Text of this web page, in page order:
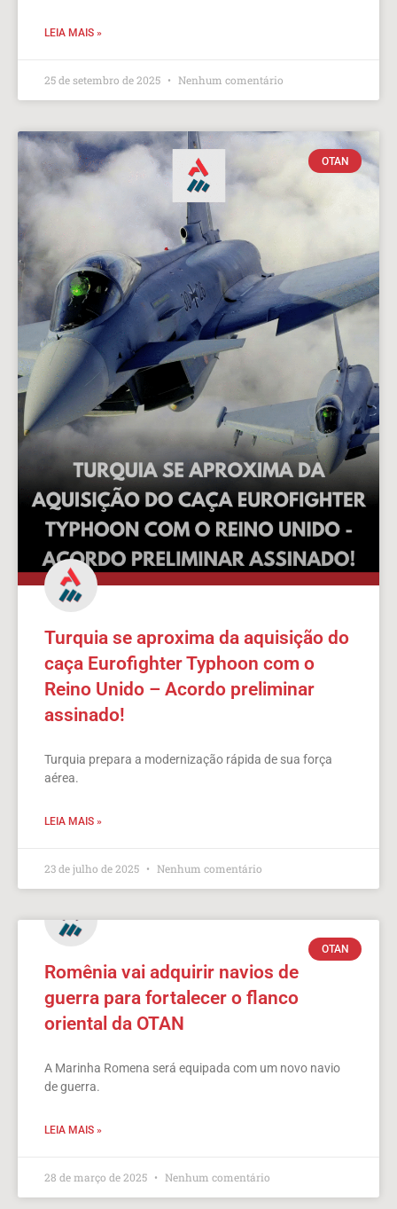
LEIA MAIS »
25 de setembro de 2025 Nenhum comentário
OTAN
Turquia se aproxima da aquisição do
caça Eurofighter Typhoon com o
Reino Unido – Acordo preliminar
assinado!
Turquia prepara a modernização rápida de sua força
aérea.
LEIA MAIS »
23 de julho de 2025 Nenhum comentário
OTAN
Romênia vai adquirir navios de
guerra para fortalecer o flanco
oriental da OTAN
A Marinha Romena será equipada com um novo navio
de guerra.
LEIA MAIS »
28 de março de 2025 Nenhum comentário